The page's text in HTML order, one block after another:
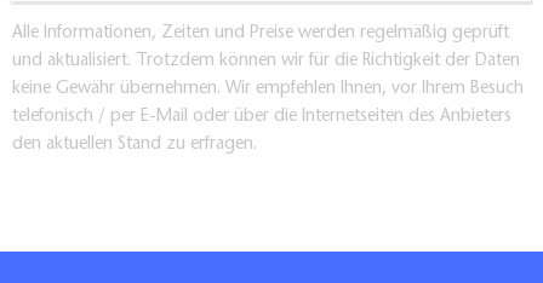
Alle Informationen, Zeiten und Preise werden regelmäßig geprüft
und aktualisiert. Trotzdem können wir für die Richtigkeit der Daten
keine Gewähr übernehmen. Wir empfehlen Ihnen, vor Ihrem Besuch
telefonisch / per E-Mail oder über die Internetseiten des Anbieters
den aktuellen Stand zu erfragen.